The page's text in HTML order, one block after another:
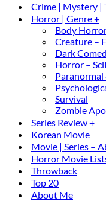
Crime | Mystery |
Horror | Genre +
Body
Creature –
Dark
Horror –
Survival
Zombie
Series Review +
Korean Movie
Movie | Series –
Horror Movie
Throwback
Top 20
About Me